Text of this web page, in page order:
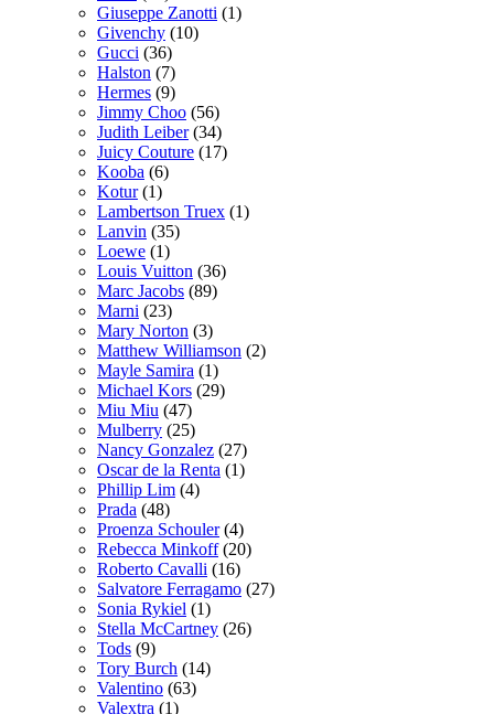
Giuseppe Zanotti (1)
Givenchy (10)
Gucci (36)
Halston (7)
Hermes (9)
Jimmy Choo (56)
Judith Leiber(34)
Juicy Couture (17)
Kooba (6)
Kotur(1)
Lambertson Truex (1)
Lanvin (35)
Loewe (1)
Louis Vuitton (36)
Marc Jacobs (89)
Marni (23)
Mary Norton (3)
Matthew Williamson (2)
Mayle Samira (1)
Michael Kors (29)
Miu Miu (47)
Mulberry (25)
Nancy Gonzalez (27)
Oscar de la Renta (1)
Phillip Lim (4)
Prada (48)
Proenza Schouler(4)
Rebecca Minkoff(20)
Roberto Cavalli (16)
Salvatore Ferragamo (27)
Sonia Rykiel (1)
Stella McCartney (26)
Tods (9)
Tory Burch (14)
Valentino (63)
Valextra (1)